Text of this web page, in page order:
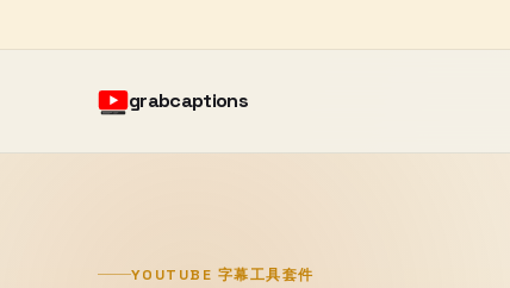
grabcaptions
YOUTUBE 字幕工具套件